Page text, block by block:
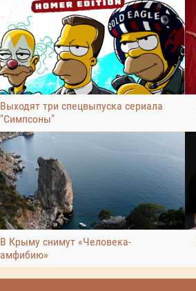
Выходят три спецвыпуска сериала
"Симпсоны"
В Крыму снимут «Человека-
амфибию»